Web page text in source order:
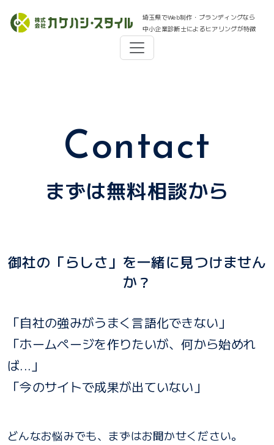
埼玉県でWeb制作・ブランディングなら
中小企業診断士によるヒアリングが特徴
Contact
まずは無料相談から
御社の「らしさ」を一緒に見つけません
か？
「自社の強みがうまく言語化できない」
「ホームページを作りたいが、何から始めれ
ば...」
「今のサイトで成果が出ていない」
どんなお悩みでも、まずはお聞かせください。